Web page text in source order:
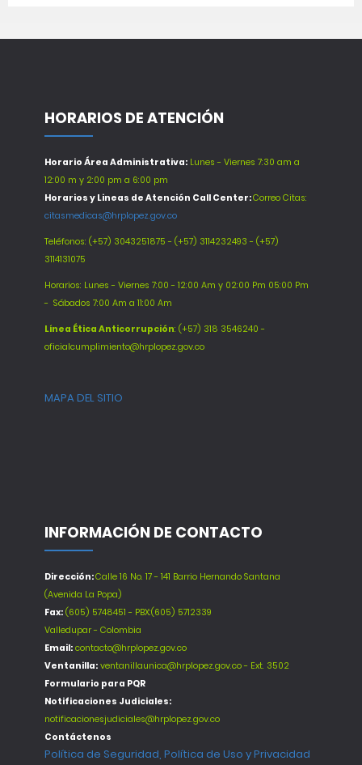
HORARIOS DE ATENCIÓN
Horario Área Administrativa: Lunes - Viernes 7:30 am a
12:00 m y 2:00 pm a 6:00 pm
Horarios y Lineas de Atención Call Center:Correo Citas:
citasmedicas@hrplopez.gov.co
Teléfonos: (+57) 3043251875 - (+57) 3114232493 - (+57)
3114131075
Horarios: Lunes - Viernes 7:00 - 12:00 Am y 02:00 Pm 05:00 Pm
- Sábados 7:00 Am a 11:00 Am
Línea Ética Anticorrupción: (+57) 318 3546240 -
oficialcumplimiento@hrplopez.gov.co
MAPA DEL SITIO
INFORMACIÓN DE CONTACTO
Dirección:Calle 16 No. 17 - 141 Barrio Hernando Santana
(Avenida La Popa)
Fax: (605) 5748451 - PBX:(605) 5712339
Valledupar - Colombia
Email: contacto@hrplopez.gov.co
Ventanilla: ventanillaunica@hrplopez.gov.co - Ext. 3502
Formulario para PQR
Notificaciones Judiciales:
notificacionesjudiciales@hrplopez.gov.co
Contáctenos
Política de Seguridad, Política de Uso y Privacidad